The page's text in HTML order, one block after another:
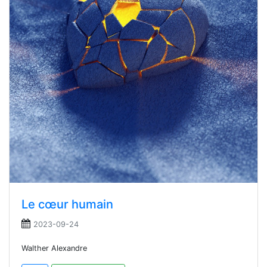
Le cœur humain
2023-09-24
Walther Alexandre